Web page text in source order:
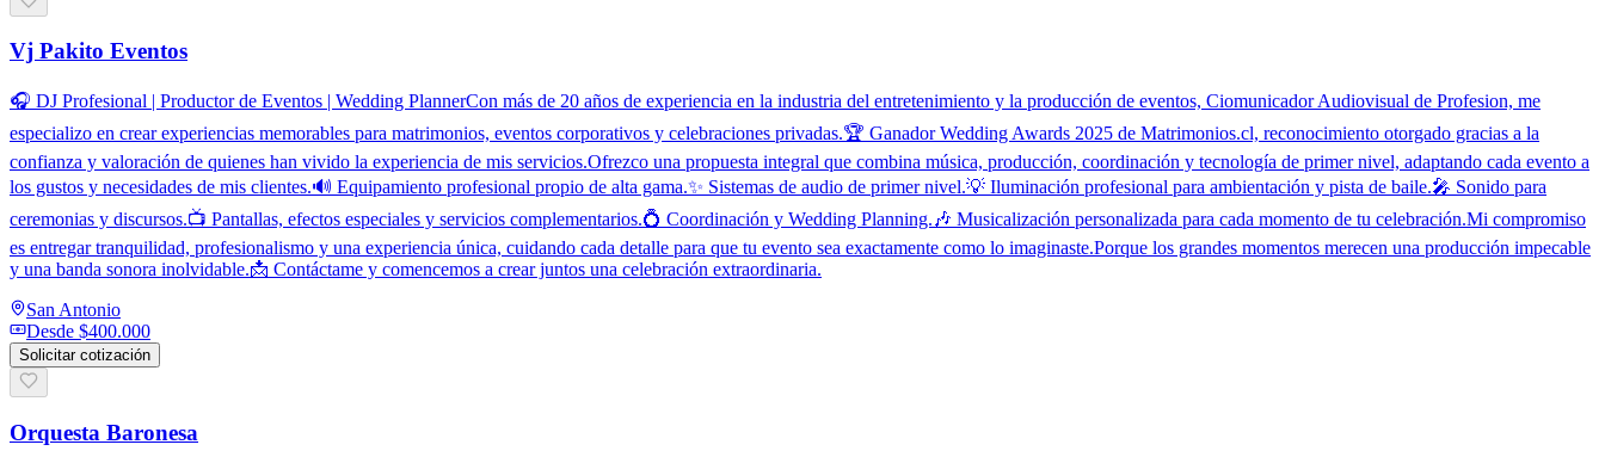
Vj Pakito Eventos
🎧 DJ Profesional | Productor de Eventos | Wedding PlannerCon más de 20 años de experiencia en la industria del entretenimiento y la producción de eventos, Ciomunicador Audiovisual de Profesion, me
especializo en crear experiencias memorables para matrimonios, eventos corporativos y celebraciones privadas.🏆 Ganador Wedding Awards 2025 de Matrimonios.cl, reconocimiento otorgado gracias a la
confianza y valoración de quienes han vivido la experiencia de mis servicios.Ofrezco una propuesta integral que combina música, producción, coordinación y tecnología de primer nivel, adaptando cada evento a
los gustos y necesidades de mis clientes.🔊 Equipamiento profesional propio de alta gama.✨ Sistemas de audio de primer nivel.💡 Iluminación profesional para ambientación y pista de baile.🎤 Sonido para
ceremonias y discursos.📺 Pantallas, efectos especiales y servicios complementarios.💍 Coordinación y Wedding Planning.🎶 Musicalización personalizada para cada momento de tu celebración.Mi compromiso
es entregar tranquilidad, profesionalismo y una experiencia única, cuidando cada detalle para que tu evento sea exactamente como lo imaginaste.Porque los grandes momentos merecen una producción impecable
y una banda sonora inolvidable.📩 Contáctame y comencemos a crear juntos una celebración extraordinaria.
San Antonio
Desde $400.000
Solicitar cotización
Orquesta Baronesa